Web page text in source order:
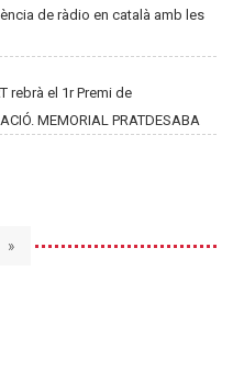
de ràdio en català amb les
rebrà el 1r Premi de
MEMORIAL PRATDESABA
»